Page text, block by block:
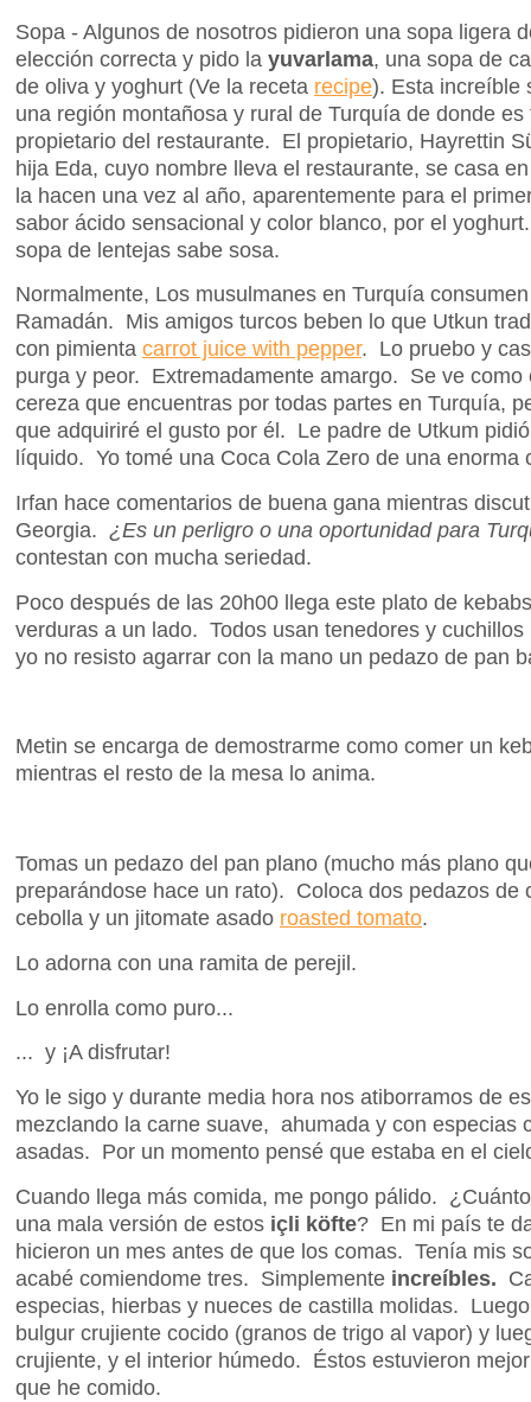
Sopa - Algunos de nosotros pidieron una sopa ligera
elección correcta y pido la yuvarlama, una sopa de
de oliva y yoghurt (Ve la receta recipe). Esta increíble
una región montañosa y rural de Turquía de donde
propietario del restaurante. El propietario, Hayrettin
hija Eda, cuyo nombre lleva el restaurante, se casa
la hacen una vez al año, aparentemente para el
sabor ácido sensacional y color blanco, por el
sopa de lentejas sabe sosa.
Normalmente, Los musulmanes en Turquía
Ramadán. Mis amigos turcos beben lo que Utkun
con pimienta carrot juice with pepper. Lo pruebo y
purga y peor. Extremadamente amargo. Se ve como
cereza que encuentras por todas partes en Turquía,
que adquiriré el gusto por él. Le padre de Utkum
líquido. Yo tomé una Coca Cola Zero de una enorma
Irfan hace comentarios de buena gana mientras
Georgia. ¿Es un perligro o una oportunidad para
contestan con mucha seriedad.
Poco después de las 20h00 llega este plato de
verduras a un lado. Todos usan tenedores y
yo no resisto agarrar con la mano un pedazo de pan
Metin se encarga de demostrarme como comer un
mientras el resto de la mesa lo anima.
Tomas un pedazo del pan plano (mucho más plano
preparándose hace un rato). Coloca dos pedazos de
cebolla y un jitomate asado roasted tomato.
Lo adorna con una ramita de perejil.
Lo enrolla como puro...
... y ¡A disfrutar!
Yo le sigo y durante media hora nos atiborramos de
mezclando la carne suave, ahumada y con especias
asadas. Por un momento pensé que estaba en el
Cuando llega más comida, me pongo pálido.
una mala versión de estos içli köfte? En mi país te
hicieron un mes antes de que los comas. Tenía mis
acabé comiendome tres. Simplemente increíbles.
especias, hierbas y nueces de castilla molidas.
bulgur crujiente cocido (granos de trigo al vapor) y
crujiente, y el interior húmedo. Éstos estuvieron
que he comido.